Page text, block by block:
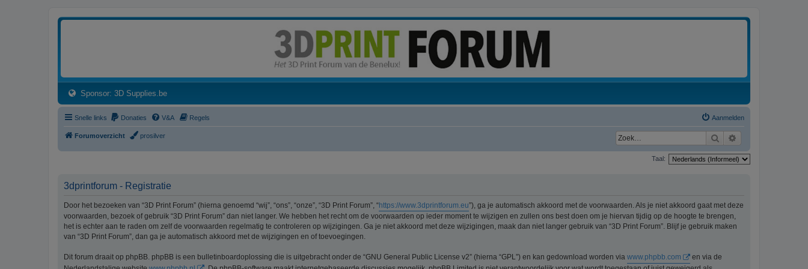
Sponsor: 3D Supplies.be(Opens a new tab)
Snelle links Donaties V&A Regels Aanmelden
Forumoverzicht prosilver Zoek
Taal:
3dprintforum - Registratie
Door het bezoeken van “3D Print Forum” (hierna genoemd “wij”, “ons”, “onze”, “3D Print Forum”, “https://www.3dprintforum.eu”), ga je automatisch akkoord met de voorwaarden. Als je niet akkoord gaat met deze
voorwaarden, bezoek of gebruik “3D Print Forum” dan niet langer. We hebben het recht om de voorwaarden op ieder moment te wijzigen en zullen ons best doen om je hiervan tijdig op de hoogte te brengen,
het is echter aan te raden om zelf de voorwaarden regelmatig te controleren op wijzigingen. Ga je niet akkoord met deze wijzigingen, maak dan niet langer gebruik van “3D Print Forum”. Blijf je gebruik maken
van “3D Print Forum”, dan ga je automatisch akkoord met de wijzigingen en of toevoegingen.
Dit forum draait op phpBB. phpBB is een bulletinboardoplossing die is uitgebracht onder de “GNU General Public License v2” (hierna “GPL”) en kan gedownload worden via www.phpbb.com
en via de